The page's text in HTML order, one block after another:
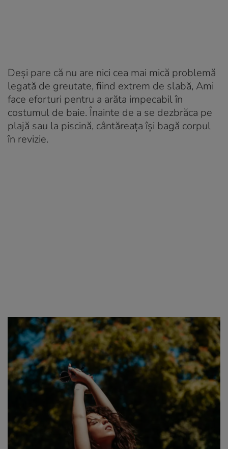
Deși pare că nu are nici cea mai mică problemă
legată de greutate, fiind extrem de slabă, Ami
face eforturi pentru a arăta impecabil în
costumul de baie. Înainte de a se dezbrăca pe
plajă sau la piscină, cântăreața își bagă corpul
în revizie.